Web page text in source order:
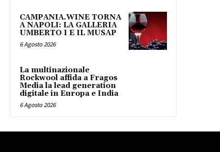
CAMPANIA.WINE TORNA
A NAPOLI: LA GALLERIA
UMBERTO I E IL MUSAP
6 Agosto 2026
La multinazionale
Rockwool affida a Fragos
Media la lead generation
digitale in Europa e India
6 Agosto 2026